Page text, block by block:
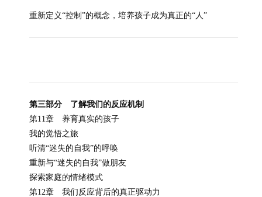
重新定义“控制”的概念，培养孩子成为真正的“人”
第三部分 了解我们的反应机制
第11章 养育真实的孩子
我的觉悟之旅
听清“迷失的自我”的呼唤
重新与“迷失的自我”做朋友
探索家庭的情绪模式
第12章 我们反应背后的真正驱动力